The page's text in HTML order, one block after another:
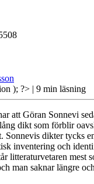
); ?> | 9 min läsning
att Göran Sonnevi
dikt som förblir
Sonnevis dikter tycks
inventering och
litteraturvetaren mest
man saknar längre